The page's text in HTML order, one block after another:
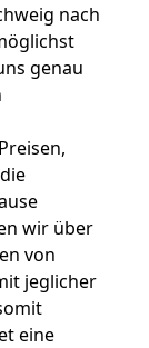
nach
genau
wir über
von
jeglicher
eine